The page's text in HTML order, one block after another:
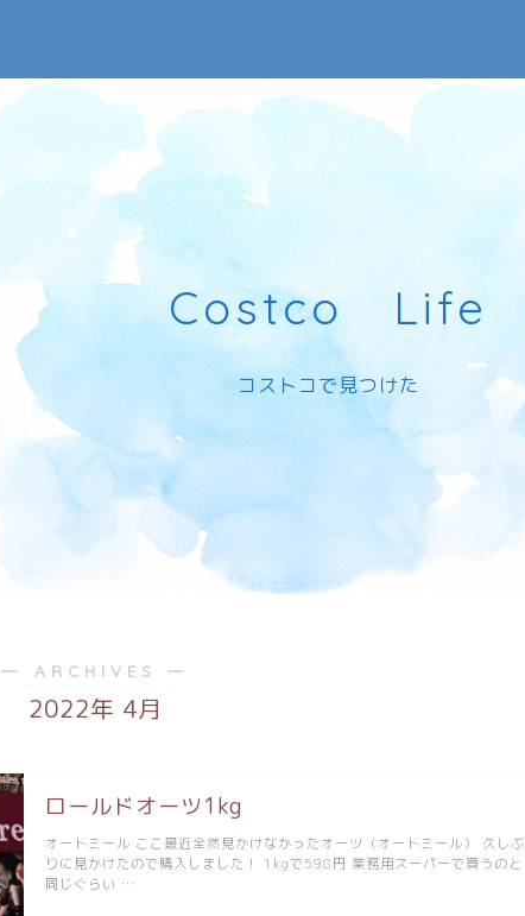
Costco Life
コストコで見つけた
― ARCHIVES ―
2022年 4月
ロールドオーツ1kg
オートミール ここ最近全然見かけなかったオーツ（オートミール） 久しぶ
りに見かけたので購入しました！ 1kgで598円 業務用スーパーで買うのと
同じぐらい …